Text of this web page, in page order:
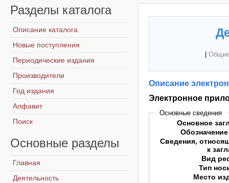
Описание
Электронное
Основные сведения
Основное
Сведения,
к
Вид
Тип
Место
Разделы каталога
Описание каталога
Новые поступления
Периодические издания
Производители
Год издания
Алфавит
Поиск
Основные разделы
Главная
Деятельность